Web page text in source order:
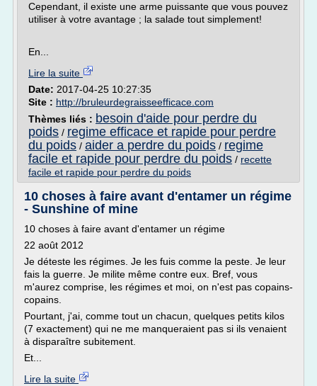
Cependant, il existe une arme puissante que vous pouvez
utiliser à votre avantage ; la salade tout simplement!
En...
Lire la suite
Date: 2017-04-25 10:27:35
Site : http://bruleurdegraisseefficace.com
Thèmes liés : besoin d'aide pour perdre du
poids / regime efficace et rapide pour perdre
du poids / aider a perdre du poids / regime
facile et rapide pour perdre du poids / recette
facile et rapide pour perdre du poids
10 choses à faire avant d'entamer un régime
- Sunshine of mine
10 choses à faire avant d'entamer un régime
22 août 2012
Je déteste les régimes. Je les fuis comme la peste. Je leur
fais la guerre. Je milite même contre eux. Bref, vous
m'aurez comprise, les régimes et moi, on n'est pas copains-
copains.
Pourtant, j'ai, comme tout un chacun, quelques petits kilos
(7 exactement) qui ne me manqueraient pas si ils venaient
à disparaître subitement.
Et...
Lire la suite